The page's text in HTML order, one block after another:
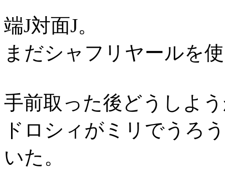
端J対面J。
まだシャフリヤールを
手前取った後どうしよ
ドロシィがミリでうろ
いた。